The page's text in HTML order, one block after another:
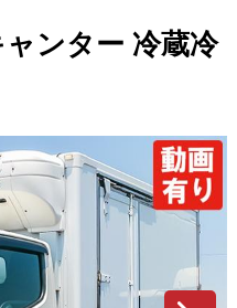
ンター 冷蔵冷